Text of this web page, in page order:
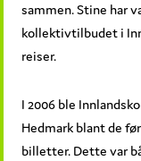
sammen. Stine har
kollektivtilbudet i
reiser.
I 2006 ble
Hedmark blant de
billetter. Dette var